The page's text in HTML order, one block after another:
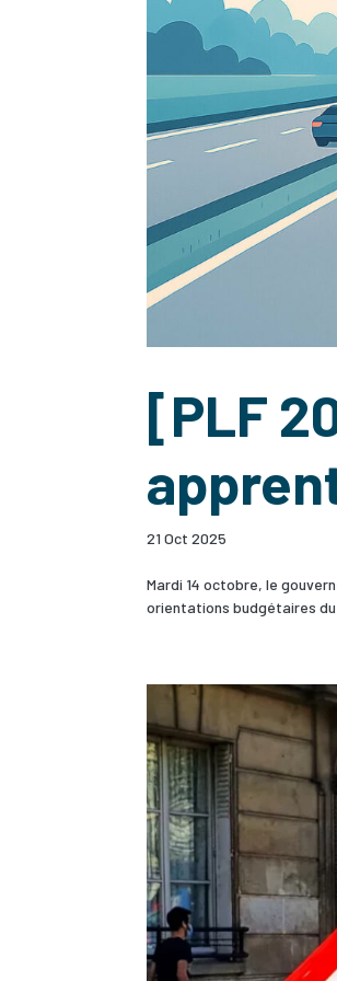
[PLF
21 Oct 2025
Mardi 14 octobre, le
orientations budgétaires du